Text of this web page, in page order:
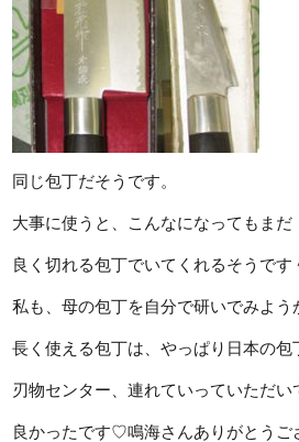
同じ包丁だそうです。
大事に使うと、こんなになってもまだ
良く切れる包丁でいてくれるそうです
私も、母の包丁を自分で研いでみよう
長く使える包丁は、やっぱり日本の包
刃物センター、連れていっていただい
良かったです♡鳴海さんありがとうご